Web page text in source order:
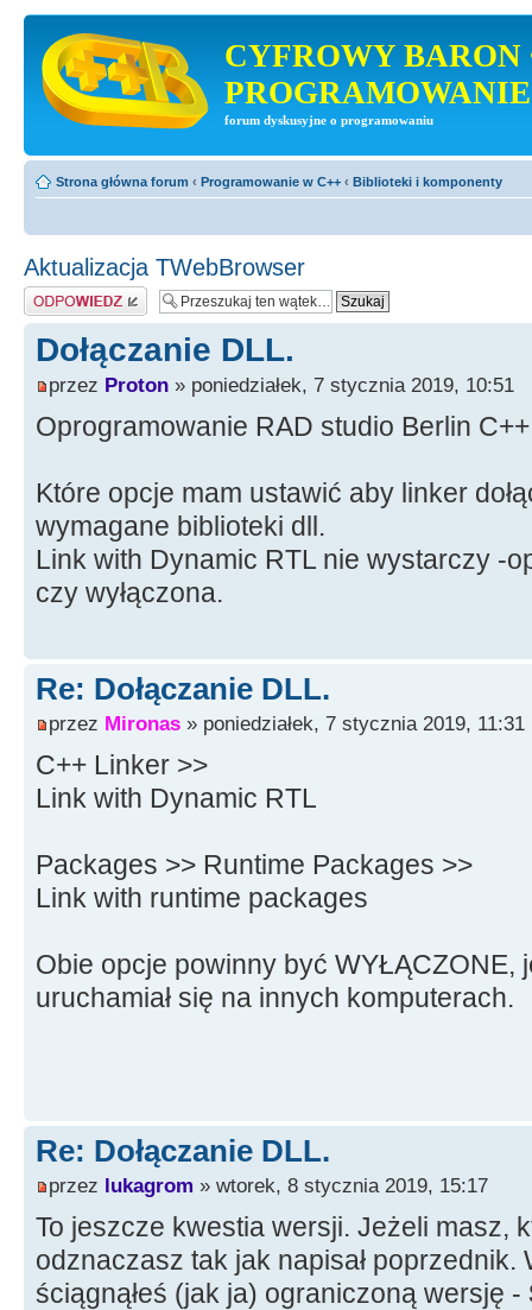
CYFROWY BARON
PROGRAMOWANIE
forum dyskusyjne o programowaniu
Strona główna forum ‹ Programowanie w C++ ‹ Biblioteki i komponenty
Aktualizacja TWebBrowser
Odpowiedz
Dołączanie DLL.
przez Proton » poniedziałek, 7 stycznia 2019, 10:51
Oprogramowanie RAD studio Berlin
Które opcje mam ustawić aby linker
wymagane biblioteki dll.
Link with Dynamic RTL nie wystarczy -
czy wyłączona.
Re: Dołączanie DLL.
przez Mironas » poniedziałek, 7 stycznia 2019, 11:31
C++ Linker >>
Link with Dynamic RTL
Packages >> Runtime Packages >>
Link with runtime packages
Obie opcje powinny być WYŁĄCZONE,
uruchamiał się na innych komputerach.
Re: Dołączanie DLL.
przez lukagrom » wtorek, 8 stycznia 2019, 15:17
To jeszcze kwestia wersji. Jeżeli masz,
odznaczasz tak jak napisał poprzednik.
ściągnąłeś (jak ja) ograniczoną wersję -